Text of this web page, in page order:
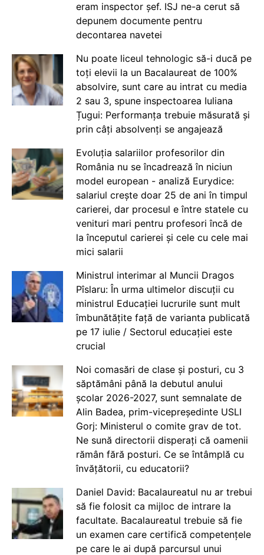
eram inspector șef. ISJ ne-a cerut să
depunem documente pentru
decontarea navetei
Nu poate liceul tehnologic să-i ducă pe
toți elevii la un Bacalaureat de 100%
absolvire, sunt care au intrat cu media
2 sau 3, spune inspectoarea Iuliana
Țugui: Performanța trebuie măsurată și
prin câți absolvenți se angajează
Evoluția salariilor profesorilor din
România nu se încadrează în niciun
model european - analiză Eurydice:
salariul crește doar 25 de ani în timpul
carierei, dar procesul e între statele cu
venituri mari pentru profesori încă de
la începutul carierei și cele cu cele mai
mici salarii
Ministrul interimar al Muncii Dragos
Pîslaru: În urma ultimelor discuții cu
ministrul Educației lucrurile sunt mult
îmbunătățite față de varianta publicată
pe 17 iulie / Sectorul educației este
crucial
Noi comasări de clase și posturi, cu 3
săptămâni până la debutul anului
școlar 2026-2027, sunt semnalate de
Alin Badea, prim-vicepreședinte USLI
Gorj: Ministerul o comite grav de tot.
Ne sună directorii disperați că oamenii
rămân fără posturi. Ce se întâmplă cu
învățătorii, cu educatorii?
Daniel David: Bacalaureatul nu ar trebui
să fie folosit ca mijloc de intrare la
facultate. Bacalaureatul trebuie să fie
un examen care certifică competențele
pe care le ai după parcursul unui